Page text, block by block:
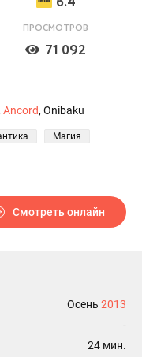
ПРОСМОТРОВ
71 092
Ancord, Onibaku
Магия
Смотреть онлайн
Осень 2013
-
24 мин.